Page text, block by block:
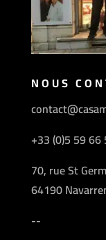
NOUS
+33 (0)5 59 66
70, rue St
64190
--